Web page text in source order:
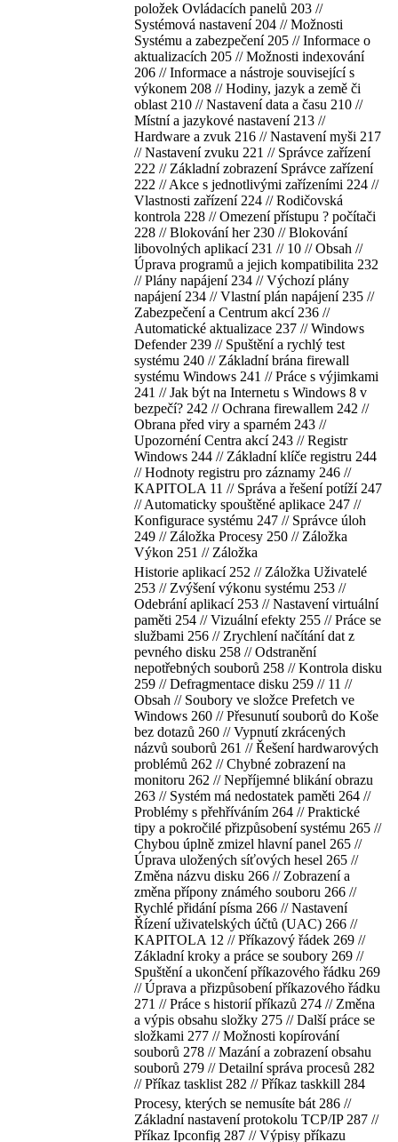
položek Ovládacích panelů 203 //
Systémová nastavení 204 // Možnosti
Systému a zabezpečení 205 // Informace o
aktualizacích 205 // Možnosti indexování
206 // Informace a nástroje související s
výkonem 208 // Hodiny, jazyk a země či
oblast 210 // Nastavení data a času 210 //
Místní a jazykové nastavení 213 //
Hardware a zvuk 216 // Nastavení myši 217
// Nastavení zvuku 221 // Správce zařízení
222 // Základní zobrazení Správce zařízení
222 // Akce s jednotlivými zařízeními 224 //
Vlastnosti zařízení 224 // Rodičovská
kontrola 228 // Omezení přístupu ? počítači
228 // Blokování her 230 // Blokování
libovolných aplikací 231 // 10 // Obsah //
Úprava programů a jejich kompatibilita 232
// Plány napájení 234 // Výchozí plány
napájení 234 // Vlastní plán napájení 235 //
Zabezpečení a Centrum akcí 236 //
Automatické aktualizace 237 // Windows
Defender 239 // Spuštění a rychlý test
systému 240 // Základní brána firewall
systému Windows 241 // Práce s výjimkami
241 // Jak být na Internetu s Windows 8 v
bezpečí? 242 // Ochrana firewallem 242 //
Obrana před viry a sparném 243 //
Upozornéní Centra akcí 243 // Registr
Windows 244 // Základní klíče registru 244
// Hodnoty registru pro záznamy 246 //
KAPITOLA 11 // Správa a řešení potíží 247
// Automaticky spouštěné aplikace 247 //
Konfigurace systému 247 // Správce úloh
249 // Záložka Procesy 250 // Záložka
Výkon 251 // Záložka
Historie aplikací 252 // Záložka Uživatelé
253 // Zvýšení výkonu systému 253 //
Odebrání aplikací 253 // Nastavení virtuální
paměti 254 // Vizuální efekty 255 // Práce se
službami 256 // Zrychlení načítání dat z
pevného disku 258 // Odstranění
nepotřebných souborů 258 // Kontrola disku
259 // Defragmentace disku 259 // 11 //
Obsah // Soubory ve složce Prefetch ve
Windows 260 // Přesunutí souborů do Koše
bez dotazů 260 // Vypnutí zkrácených
názvů souborů 261 // Řešení hardwarových
problémů 262 // Chybné zobrazení na
monitoru 262 // Nepříjemné blikání obrazu
263 // Systém má nedostatek paměti 264 //
Problémy s přehříváním 264 // Praktické
tipy a pokročilé přizpůsobení systému 265 //
Chybou úplně zmizel hlavní panel 265 //
Úprava uložených síťových hesel 265 //
Změna názvu disku 266 // Zobrazení a
změna přípony známého souboru 266 //
Rychlé přidání písma 266 // Nastavení
Řízení uživatelských účtů (UAC) 266 //
KAPITOLA 12 // Příkazový řádek 269 //
Základní kroky a práce se soubory 269 //
Spuštění a ukončení příkazového řádku 269
// Úprava a přizpůsobení příkazového řádku
271 // Práce s historií příkazů 274 // Změna
a výpis obsahu složky 275 // Další práce se
složkami 277 // Možnosti kopírování
souborů 278 // Mazání a zobrazení obsahu
souborů 279 // Detailní správa procesů 282
// Příkaz tasklist 282 // Příkaz taskkill 284
Procesy, kterých se nemusíte bát 286 //
Základní nastavení protokolu TCP/IP 287 //
Příkaz Ipconfig 287 // Výpisy příkazu